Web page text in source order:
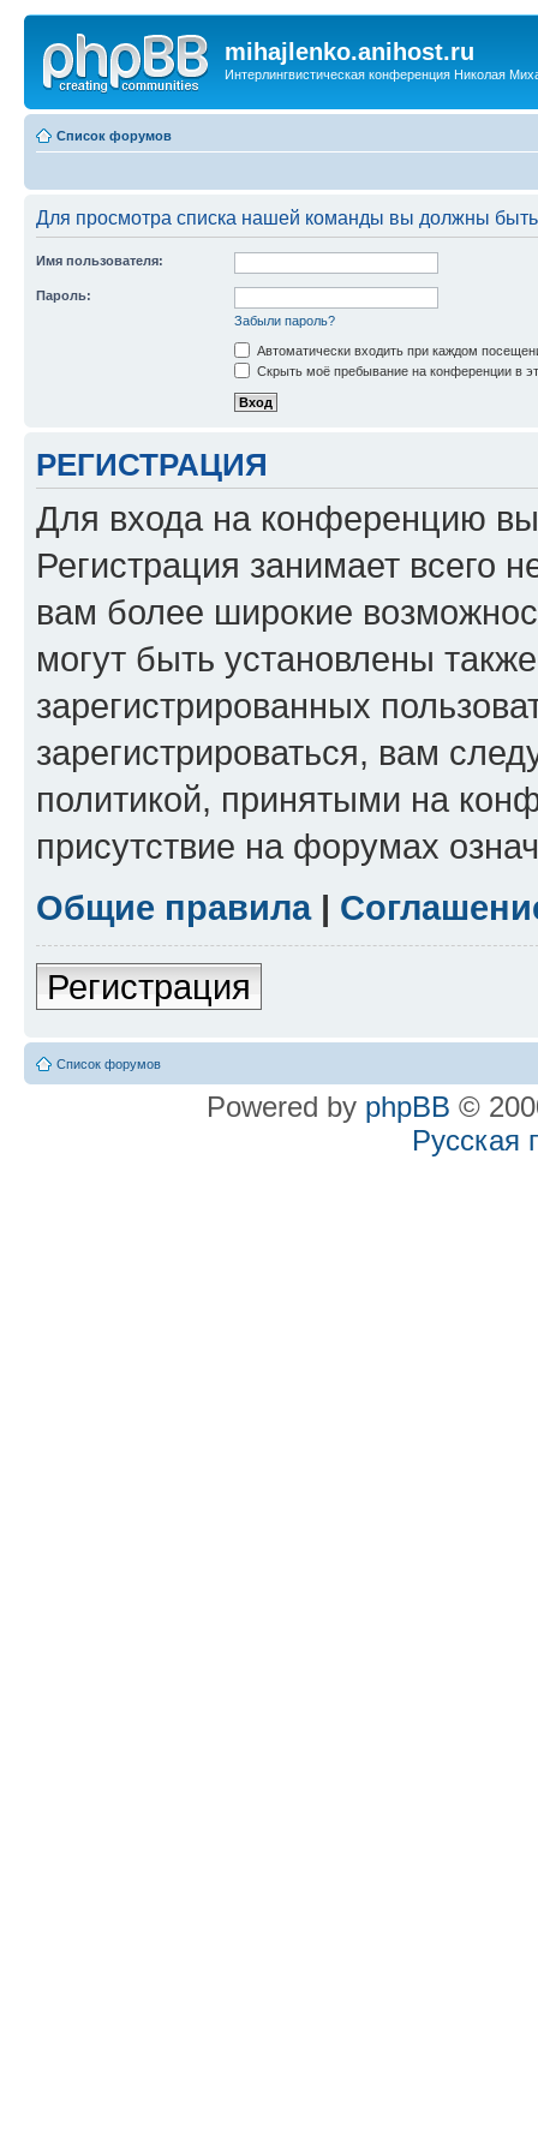
mihajlenko.anihost.ru
Интерлингвистическая конференция Николая
Список форумов
Для просмотра списка нашей команды вы должны
Имя пользователя:
Пароль:
Забыли пароль?
Автоматически входить при каждом
Скрыть моё пребывание на конференции в
РЕГИСТРАЦИЯ
Для входа на конференцию
Регистрация занимает всего
вам более широкие
могут быть установлены
зарегистрированных
зарегистрироваться, вам
политикой, принятыми на
присутствие на форумах
Общие правила|
Регистрация
Список форумов
Powered by phpBB ©
Русская